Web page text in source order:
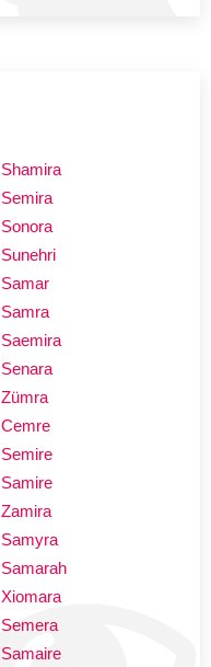
Shamira
Semira
Sonora
Sunehri
Samar
Samra
Saemira
Senara
Zümra
Cemre
Semire
Samire
Zamira
Samyra
Samarah
Xiomara
Semera
Samaire